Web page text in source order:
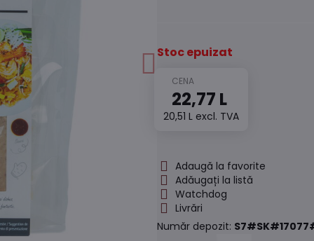
Stoc epuizat
22,77 L
20,51 L excl. TVA
Adaugă la favorite
Adăugați la listă
Watchdog
Livrări
Număr depozit: